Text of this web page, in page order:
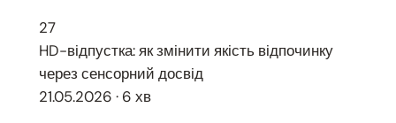
27
HD-відпустка: як змінити якість відпочинку
через сенсорний досвід
21.05.2026 · 6 хв